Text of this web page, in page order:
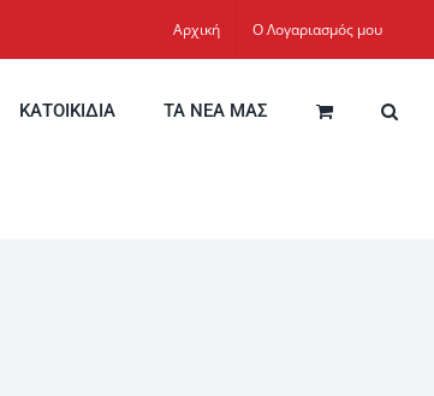
Αρχική Ο Λογαριασμός μου
ΚΑΤΟΙΚΙΔΙΑ ΤΑ ΝΕΑ ΜΑΣ